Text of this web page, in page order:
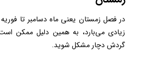
در فصل زمستان یعنی ماه دسامبر تا فوریه
زیادی می‌بارد، به همین دلیل ممکن
گردش دچار مشکل شوید.